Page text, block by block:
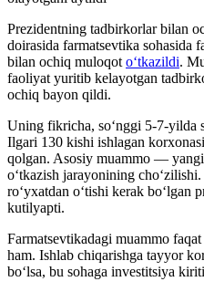
Prezidentning tadbirkorlar bilan
doirasida farmatsevtika sohasida
bilan ochiq muloqot o‘tkazildi.
faoliyat yuritib kelayotgan
ochiq bayon qildi.
Uning fikricha, so‘nggi 5-7-yilda
Ilgari 130 kishi ishlagan
qolgan. Asosiy muammo —
o‘tkazish jarayonining
ro‘yxatdan o‘tishi kerak bo‘lgan
kutilyapti.
Farmatsevtikadagi muammo
ham. Ishlab chiqarishga tayyor
bo‘lsa, bu sohaga investitsiya